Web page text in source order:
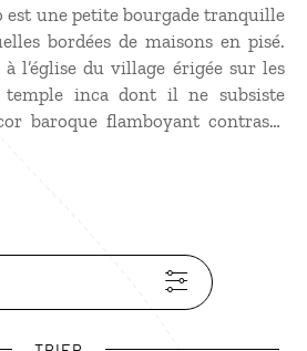
est une petite bourgade tranquille
bordées de maisons en pisé.
l’église du village érigée sur les
temple inca dont il ne subsiste
baroque flamboyant contraste
murs blanchis à la chaux de la